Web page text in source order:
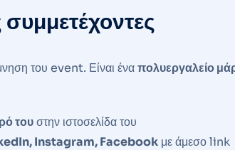
του event. Είναι έναπολυεργαλείο
τουστην ιστοσελίδα του
Instagram, Facebook με άμεσο link